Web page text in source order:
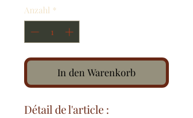
Anzahl *
In den Warenkorb
Détail de l'article :